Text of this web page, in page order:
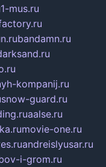
1-mus.ru
bandamn.ru
kompanij.ru
snow-guard.ru
aalse.ru
movie-one.ru
andreislyusar.ru
i-grom.ru